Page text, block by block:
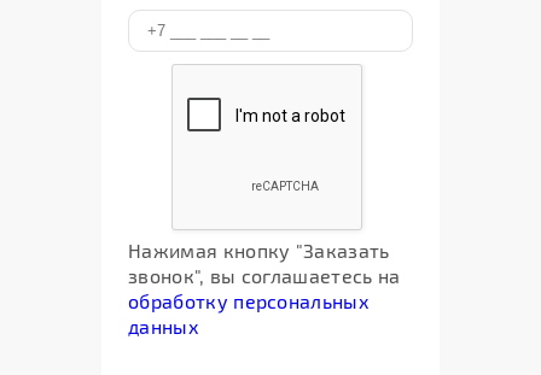
Нажимая кнопку "Заказать
звонок", вы соглашаетесь на
обработку персональных
данных